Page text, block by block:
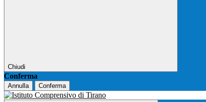
Chiudi
Conferma
Annulla Conferma